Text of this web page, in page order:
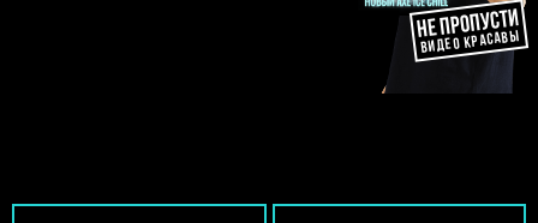
НЕ ПРОПУСТИ
ВИДЕО КРАСАВЫ